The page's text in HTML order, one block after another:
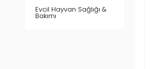
Evcil Hayvan Sağlığı &
Bakımı